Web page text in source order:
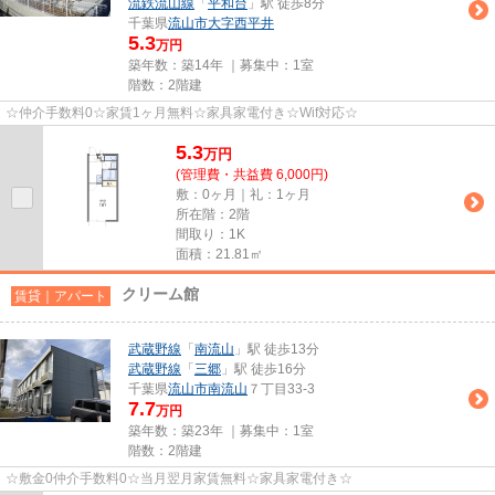
流鉄流山線 「 平和台 」駅 徒歩8分
千葉県流山市大字西平井
5.3万円
築年数：築14年 ｜募集中： 1室
階数：2階建
☆仲介手数料0☆家賃1ヶ月無料☆家具家電付き☆Wif対応☆
5.3万円
(管理費・共益費 6,000円)
敷：0ヶ月｜礼：1ヶ月
所在階：2階
間取り：1K
面積：21.81㎡
賃貸｜アパート クリーム館
武蔵野線 「 南流山 」駅 徒歩13分
武蔵野線 「 三郷 」駅 徒歩16分
千葉県流山市南流山 ７丁目33-3
7.7万円
築年数：築23年 ｜募集中： 1室
階数：2階建
☆敷金0仲介手数料0☆当月翌月家賃無料☆家具家電付き☆